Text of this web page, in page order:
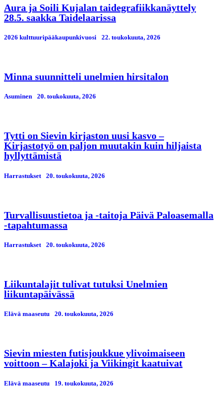
Aura ja Soili Kujalan taidegrafiikkanäyttely
28.5. saakka Taidelaarissa
2026 kulttuuripääkaupunkivuosi 22. toukokuuta, 2026
Minna suunnitteli unelmien hirsitalon
Asuminen 20. toukokuuta, 2026
Tytti on Sievin kirjaston uusi kasvo –
Kirjastotyö on paljon muutakin kuin hiljaista
hyllyttämistä
Harrastukset 20. toukokuuta, 2026
Turvallisuustietoa ja -taitoja Päivä Paloasemalla
-tapahtumassa
Harrastukset 20. toukokuuta, 2026
Liikuntalajit tulivat tutuksi Unelmien
liikuntapäivässä
Elävä maaseutu 20. toukokuuta, 2026
Sievin miesten futisjoukkue ylivoimaiseen
voittoon – Kalajoki ja Viikingit kaatuivat
Elävä maaseutu 19. toukokuuta, 2026